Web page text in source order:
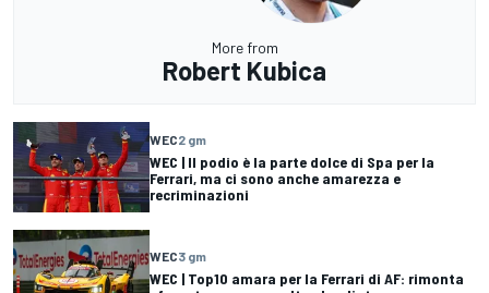
More from
Robert Kubica
WEC2 gm
WEC | Il podio è la parte dolce di Spa per la
Ferrari, ma ci sono anche amarezza e
recriminazioni
WEC3 gm
WEC | Top10 amara per la Ferrari di AF: rimonta